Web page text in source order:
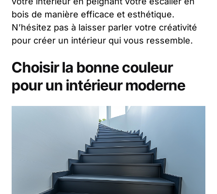
bois de manière efficace et esthétique.
N’hésitez pas à laisser parler votre créativité
pour créer un intérieur qui vous ressemble.
Choisir la bonne couleur
pour un intérieur moderne